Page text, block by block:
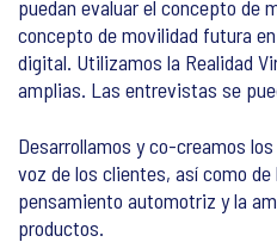
puedan evaluar el concepto de
concepto de movilidad futura
digital. Utilizamos la Realidad
amplias. Las entrevistas se
Desarrollamos y co-creamos
voz de los clientes, así como
pensamiento automotriz y la
productos.